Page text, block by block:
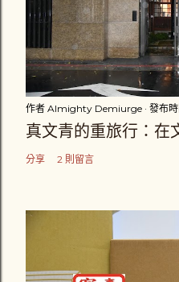
作者 Almighty Demiurge 發布時
真文青的重旅行：在
分享 2 則留言